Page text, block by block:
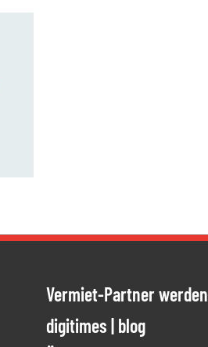
Vermiet-Partner werden
digitimes | blog